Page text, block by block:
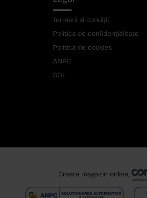
Termeni și condiții
Politica de confidențialitate
Politica de cookies
ANPC
SOL
Creare magazin online,